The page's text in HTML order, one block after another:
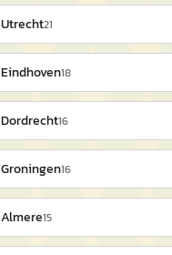
Utrecht21
Eindhoven18
Dordrecht16
Groningen16
Almere15